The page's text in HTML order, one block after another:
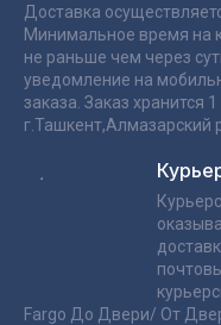
Доставка
Минимальное время на
не раньше чем через
уведомление на
заказа. Заказ хранится
г.Ташкент,Алмазарский
Fargo До Двери/ От